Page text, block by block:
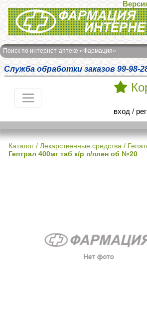
Интернет-аптека Фармация
Поиск по интернет-аптеке «Фармация»
Служба обработки заказов 99-98-
вход /
Каталог / Лекарственные средства /
Гептрал 400мг таб к/р п/плен об №20